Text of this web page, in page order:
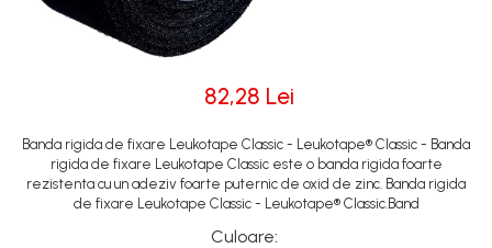
82,28 Lei
Banda rigida de fixare Leukotape Classic - Leukotape® Classic - Banda
rigida de fixare Leukotape Classic este o banda rigida foarte
rezistenta cu un adeziv foarte puternic de oxid de zinc. Banda rigida
de fixare Leukotape Classic - Leukotape® Classic.Band
Culoare: